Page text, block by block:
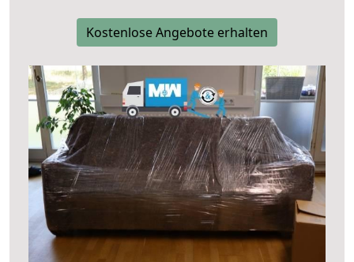
Kostenlose Angebote erhalten